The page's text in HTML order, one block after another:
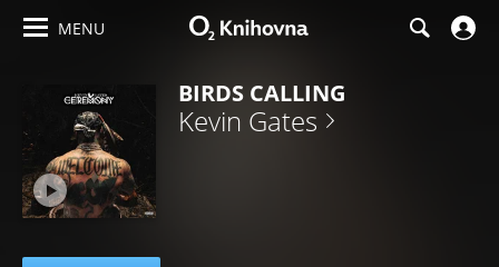
MENU
BIRDS CALLING
Kevin Gates